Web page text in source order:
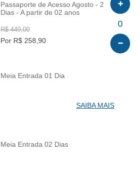
Passaporte de Acesso Agosto - 2
Dias - A partir de 02 anos
R$ 449,00
Por R$ 258,90
0
Meia Entrada 01 Dia
SAIBA MAIS
Meia Entrada 02 Dias